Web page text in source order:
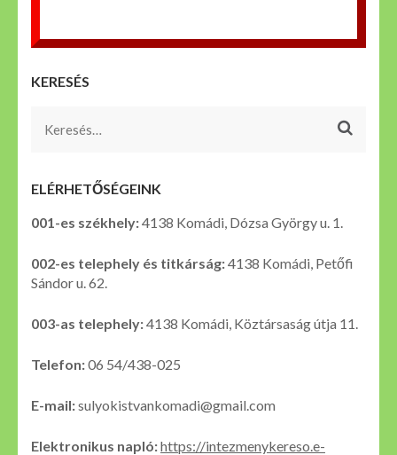
KERESÉS
Keresés:
ELÉRHETŐSÉGEINK
001-es székhely:4138 Komádi, Dózsa György u. 1.
002-es telephely és titkárság:4138 Komádi, Petőfi
Sándor u. 62.
003-as telephely:4138 Komádi, Köztársaság útja 11.
Telefon:06 54/438-025
E-mail:sulyokistvankomadi@gmail.com
Elektronikus napló:https://intezmenykereso.e-